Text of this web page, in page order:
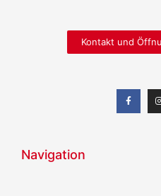
Kontakt und
Navigation